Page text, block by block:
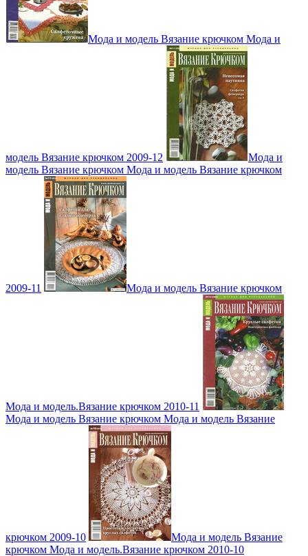
Мода и модель Вязание крючком Мода и
модель Вязание крючком 2009-12
Мода и
модель Вязание крючком Мода и модель Вязание крючком
2009-11 Мода и модель Вязание крючком
Мода и модель.Вязание крючком 2010-11
Мода и модель Вязание крючком Мода и модель Вязание
крючком 2009-10
Мода и модель Вязание
крючком Мода и модель.Вязание крючком 2010-10